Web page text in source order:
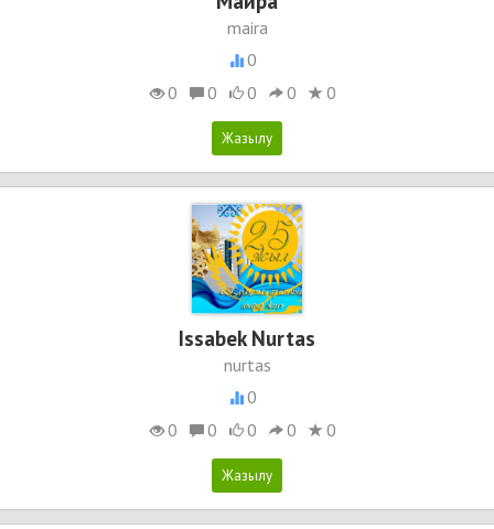
maira
0
0
0 0 0 0
Issabek Nurtas
nurtas
0
0
0 0 0 0